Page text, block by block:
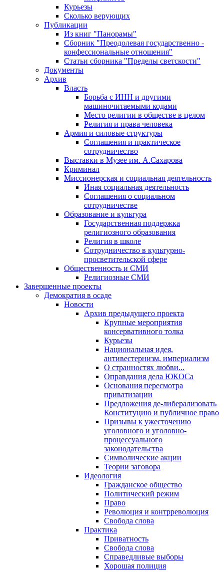
Курьезы
Сколько верующих
Публикации
Из книг "Панорамы"
Сборник "Преодолевая государственно -
конфессиональные отношения"
Статьи сборника "Пределы светскости"
Документы
Архив
Власть
Борьба с ИНН и другими
машиночитаемыми кодами
Место религии в обществе в целом
Религия и права человека
Армия и силовые структуры
Соглашения и практическое
сотрудничество
Выставки в Музее им. А.Сахарова
Криминал
Миссионерская и социальная деятельность
Иная социальная деятельность
Соглашения о социальном
сотрудничестве
Образование и культура
Государственная поддержка
религиозного образования
Религия в школе
Сотрудничество в культурно-
просветительской сфере
Общественность и СМИ
Религиозные СМИ
Завершенные проекты
Демократия в осаде
Новости
Архив предыдущего проекта
Крупные мероприятия
консервативного толка
Курьезы
Национальная идея,
антивестернизм, империализм
О странностях любви...
Оправдания дела ЮКОСа
Основания пересмотра
приватизации
Предложения де-либерализовать
Конституцию и публичное право
Призывы к ужесточению
уголовного и уголовно-
процессуального
законодательства
Символические акции
Теории заговора
Идеология
Гражданское общество
Политический режим
Право
Революция и контрреволюция
Свобода слова
Практика
Приватность
Свобода слова
Справедливые выборы
Хорошая полиция